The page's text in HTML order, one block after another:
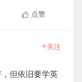
点赞
+关注
，但依旧要学英